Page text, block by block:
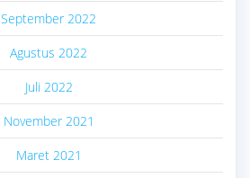
September 2022
Agustus 2022
Juli 2022
November 2021
Maret 2021